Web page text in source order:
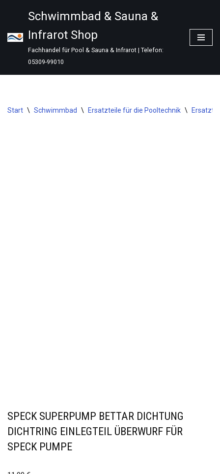
Inhalt
springen
Schwimmbad & Sauna &
Infrarot Shop
Fachhandel für Pool & Sauna & Infrarot | Telefon:
05309-99010
Start \ Schwimmbad \ Ersatzteile für die Pooltechnik \
SPECK SUPERPUMP BETTAR DICHTUNG
DICHTRING EINLEGTEIL ÜBERWURF FÜR
SPECK PUMPE